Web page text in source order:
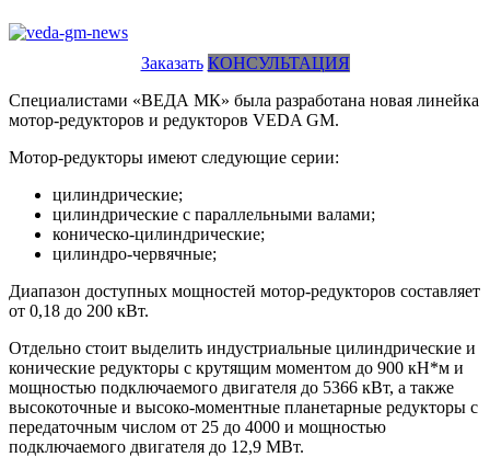
Заказать КОНСУЛЬТАЦИЯ
Специалистами «ВЕДА МК» была разработана новая линейка
мотор-редукторов и редукторов VEDA GM.
Мотор-редукторы имеют следующие серии:
цилиндрические;
цилиндрические с параллельными валами;
коническо-цилиндрические;
цилиндро-червячные;
Диапазон доступных мощностей мотор-редукторов составляет
от 0,18 до 200 кВт.​​​​​​​
Отдельно стоит выделить индустриальные цилиндрические и
конические редукторы с крутящим моментом до 900 кН*м и
мощностью подключаемого двигателя до 5366 кВт, а также
высокоточные и высоко-моментные планетарные редукторы с
передаточным числом от 25 до 4000 и мощностью
подключаемого двигателя до 12,9 МВт.